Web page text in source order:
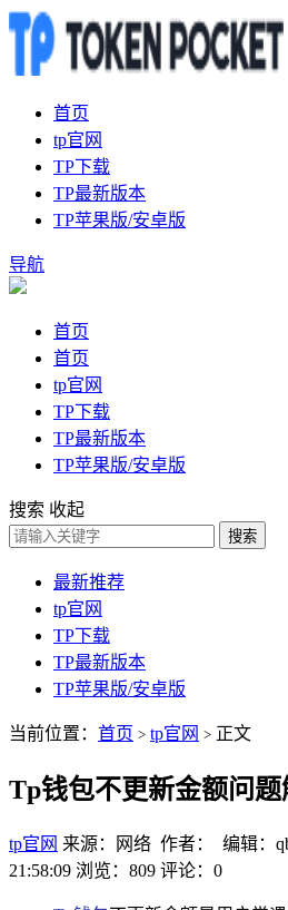
首页
tp官网
TP下载
TP最新版本
TP苹果版/安卓版
导航
首页
首页
tp官网
TP下载
TP最新版本
TP苹果版/安卓版
搜索 收起
搜索
最新推荐
tp官网
TP下载
TP最新版本
TP苹果版/安卓版
当前位置： 首页 > tp官网 > 正文
Tp钱包不更新金额问
tp官网 来源：网络 作者： 编辑：
21:58:09 浏览：809 评论：0